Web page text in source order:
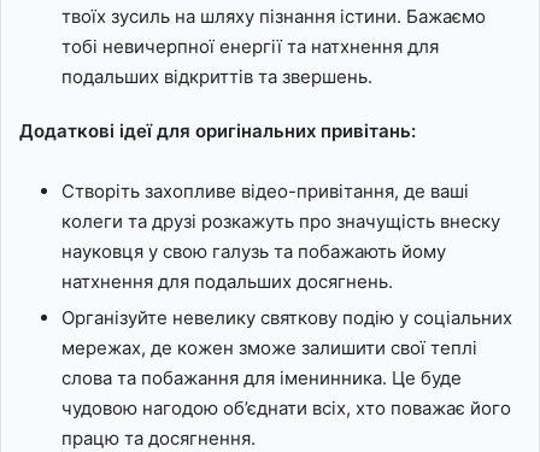
твоїх зусиль на шляху пізнання істини. Бажаємо
тобі невичерпної енергії та натхнення для
подальших відкриттів та звершень.
Додаткові ідеї для оригінальних привітань:
Створіть захопливе відео-привітання, де ваші
колеги та друзі розкажуть про значущість внеску
науковця у свою галузь та побажають йому
натхнення для подальших досягнень.
Організуйте невелику святкову подію у соціальних
мережах, де кожен зможе залишити свої теплі
слова та побажання для іменинника. Це буде
чудовою нагодою об’єднати всіх, хто поважає його
працю та досягнення.